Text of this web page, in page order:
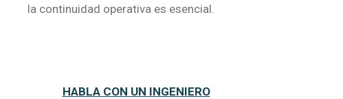
la continuidad operativa es esencial.
HABLA CON UN INGENIERO